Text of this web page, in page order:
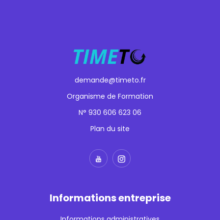
demande@timeto.fr
Organisme de Formation
N° 930 606 623 06
Plan du site
Informations entreprise